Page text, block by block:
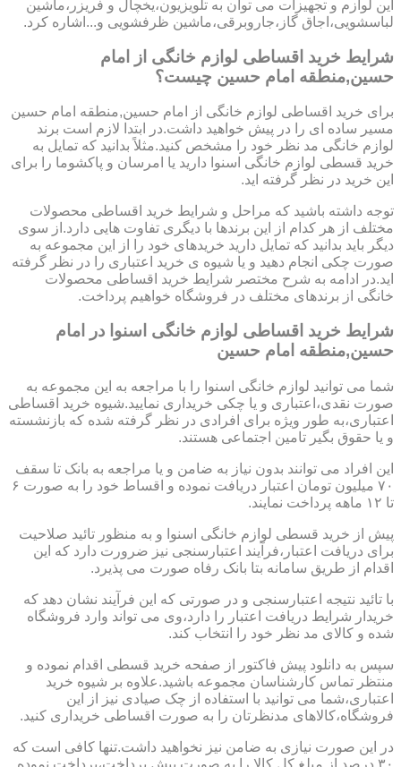
این لوازم و تجهیزات می توان به تلویزیون،یخچال و فریزر،ماشین
لباسشویی،اجاق گاز،جاروبرقی،ماشین ظرفشویی و...اشاره کرد.
شرایط خرید اقساطی لوازم خانگی از امام
حسین,منطقه امام حسین چیست؟
برای خرید اقساطی لوازم خانگی از امام حسین,منطقه امام حسین
مسیر ساده ای را در پیش خواهید داشت.در ابتدا لازم است برند
لوازم خانگی مد نظر خود را مشخص کنید.مثلاً بدانید که تمایل به
خرید قسطی لوازم خانگی اسنوا دارید یا امرسان و پاکشوما را برای
این خرید در نظر گرفته اید.
توجه داشته باشید که مراحل و شرایط خرید اقساطی محصولات
مختلف از هر کدام از این برندها با دیگری تفاوت هایی دارد.از سوی
دیگر باید بدانید که تمایل دارید خریدهای خود را از این مجموعه به
صورت چکی انجام دهید و یا شیوه ی خرید اعتباری را در نظر گرفته
اید.در ادامه به شرح مختصر شرایط خرید اقساطی محصولات
خانگی از برندهای مختلف در فروشگاه خواهیم پرداخت.
شرایط خرید اقساطی لوازم خانگی اسنوا در امام
حسین,منطقه امام حسین
شما می توانید لوازم خانگی اسنوا را با مراجعه به این مجموعه به
صورت نقدی،اعتباری و یا چکی خریداری نمایید.شیوه خرید اقساطی
اعتباری،به طور ویژه برای افرادی در نظر گرفته شده که بازنشسته
و یا حقوق بگیر تامین اجتماعی هستند.
این افراد می توانند بدون نیاز به ضامن و یا مراجعه به بانک تا سقف
۷۰ میلیون تومان اعتبار دریافت نموده و اقساط خود را به صورت ۶
تا ۱۲ ماهه پرداخت نمایند.
پیش از خرید قسطی لوازم خانگی اسنوا و به منظور تائید صلاحیت
برای دریافت اعتبار،فرآیند اعتبارسنجی نیز ضرورت دارد که این
اقدام از طریق سامانه بتا بانک رفاه صورت می پذیرد.
با تائید نتیجه اعتبارسنجی و در صورتی که این فرآیند نشان دهد که
خریدار شرایط دریافت اعتبار را دارد،وی می تواند وارد فروشگاه
شده و کالای مد نظر خود را انتخاب کند.
سپس به دانلود پیش فاکتور از صفحه خرید قسطی اقدام نموده و
منتظر تماس کارشناسان مجموعه باشید.علاوه بر شیوه خرید
اعتباری،شما می توانید با استفاده از چک صیادی نیز از این
فروشگاه،کالاهای مدنظرتان را به صورت اقساطی خریداری کنید.
در این صورت نیازی به ضامن نیز نخواهید داشت.تنها کافی است که
۳۰ درصد از مبلغ کل کالا را به صورت پیش پرداخت،پرداخت نموده